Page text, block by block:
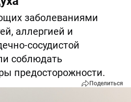
заболеваниями
аллергией и
сосудистой
соблюдать
предосторожности.
Поделиться